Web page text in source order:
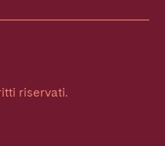
riservati.